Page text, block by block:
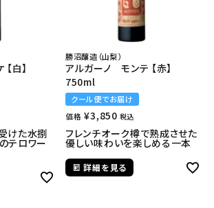
白】
けた水捌
テロワー
勝沼醸造（山梨）
アルガーノ モンテ 【赤】
750ml
クール便でお届け
価格 ¥3,850 税込
フレンチオーク樽で熟成させた
優しい味わいを楽しめる一本
詳細を見る